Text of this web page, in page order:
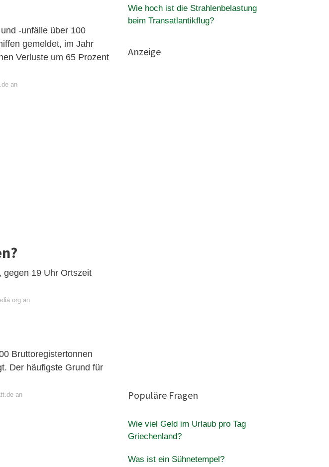
-unfälle über 100
gemeldet, im Jahr
Verluste um 65 Prozent
an
gegen 19 Uhr Ortszeit
an
Bruttoregistertonnen
Der häufigste Grund für
an
Wie hoch ist die Strahlenbelastung
beim Transatlantikflug?
Anzeige
Populäre Fragen
Wie viel Geld im Urlaub pro Tag
Griechenland?
Was ist ein Sühnetempel?